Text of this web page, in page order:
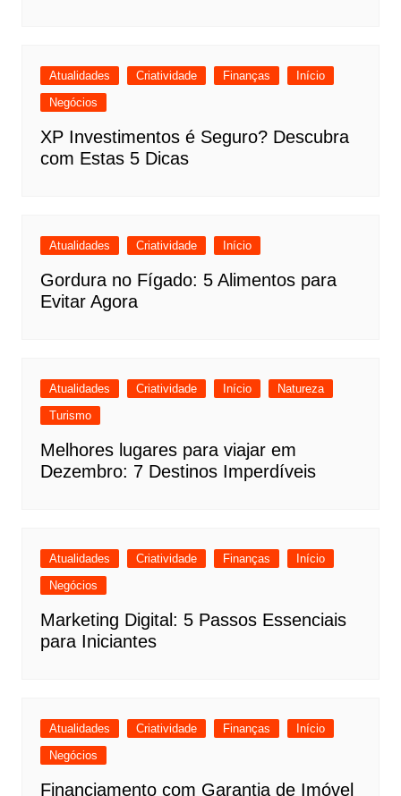
Atualidades Criatividade Finanças
Início
Negócios
XP Investimentos é Seguro? Descubra
com Estas 5 Dicas
Atualidades Criatividade Início
Gordura no Fígado: 5 Alimentos para
Evitar Agora
Atualidades Criatividade Início
Natureza
Turismo
Melhores lugares para viajar em
Dezembro: 7 Destinos Imperdíveis
Atualidades Criatividade Finanças
Início
Negócios
Marketing Digital: 5 Passos Essenciais
para Iniciantes
Atualidades Criatividade Finanças
Início
Negócios
Financiamento com Garantia de Imóvel